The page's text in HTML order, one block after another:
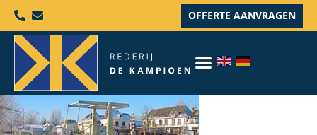
OFFERTE AANVRAGEN